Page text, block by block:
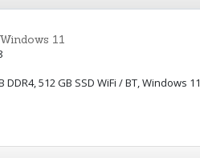
11
512 GB SSD WiFi / BT, Windows 11